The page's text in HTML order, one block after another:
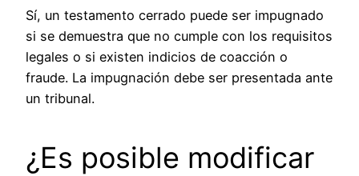
Sí, un testamento cerrado puede ser impugnado
si se demuestra que no cumple con los requisitos
legales o si existen indicios de coacción o
fraude. La impugnación debe ser presentada ante
un tribunal.
¿Es posible modificar